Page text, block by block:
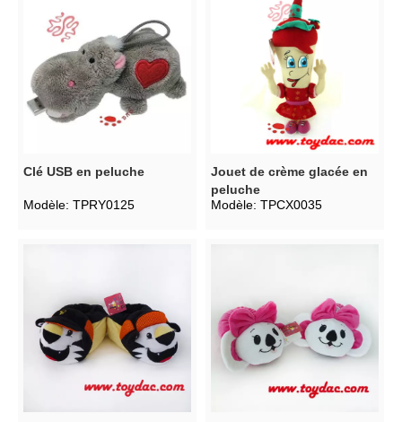
Clé USB en peluche
Modèle: TPRY0125
Jouet de crème glacée en
peluche
Modèle: TPCX0035